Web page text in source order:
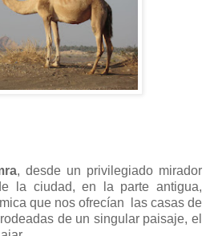
, desde un privilegiado mirador
la ciudad, en la parte antigua,
que nos ofrecían las casas de
de un singular paisaje, el